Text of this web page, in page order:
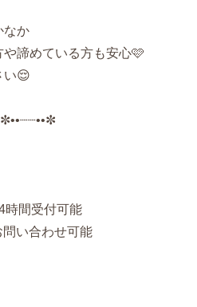
なか
諦めている方も安心🩷
い😌
間受付可能
い合わせ可能